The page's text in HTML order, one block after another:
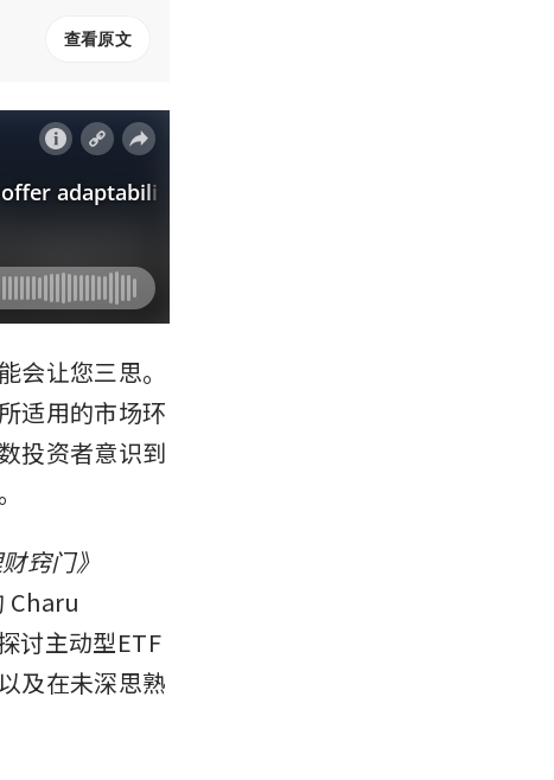
查看原文
让您三思。
适用的市场环
投资者意识到
财窍门》
Charu
讨主动型ETF
及在未深思熟